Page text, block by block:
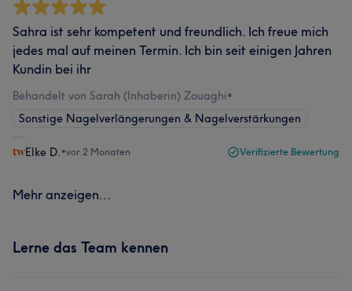
Sahra ist sehr kompetent und freundlich. Ich freue mich
jedes mal auf meinen Termin. Ich bin seit einigen Jahren
Kundin bei ihr
Behandelt von Sarah (Inhaberin) Zouaghi•
Sonstige Nagelverlängerungen & Nagelverstärkungen
Elke D. •vor 2 Monaten Verifizierte Bewertung
Mehr anzeigen...
Lerne das Team kennen